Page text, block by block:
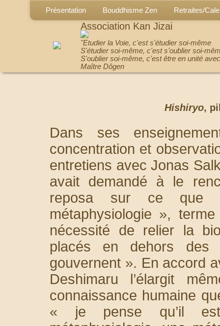
Présentation Bouddhisme Zen Retraites/
Association Kan Jizai
"Etudier la Voie, c'est s'étudier soi-même
S'étudier soi-même, c'est s'oublier soi-
S'oublier soi-même, c'est être en unité
Maître Dôgen
Hishiryo,
Dans ses
concentration et
entretiens avec Jonas
avait demandé à le
reposa sur ce que
métaphysiologie »,
nécessité de relier la
placés en dehors
gouvernent ». En accord
Deshimaru l’élargit
connaissance humaine
« je pense qu’il